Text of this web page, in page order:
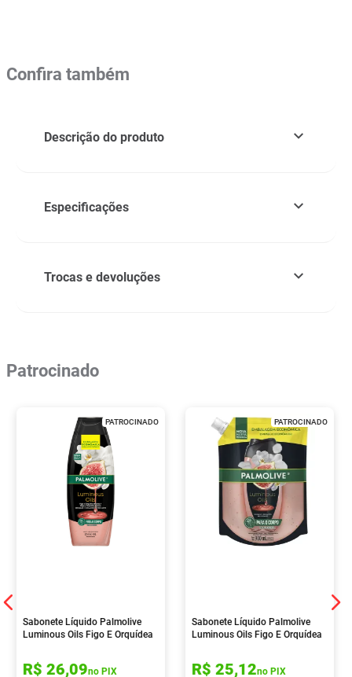
Confira também
Descrição do produto
Especificações
Trocas e devoluções
Patrocinado
PATROCINADO
Sabonete Líquido Palmolive
Luminous Oils Figo E Orquídea
R$ 26,09no PIX
PATROCINADO
Sabonete Líquido Palmolive
Luminous Oils Figo E Orquídea
R$ 25,12no PIX